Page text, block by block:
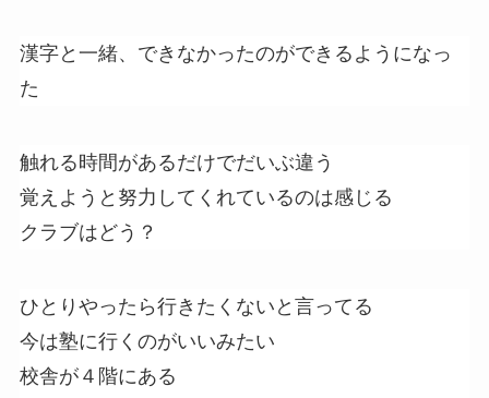
漢字と一緒、できなかったのができるようになっ
た
触れる時間があるだけでだいぶ違う
覚えようと努力してくれているのは感じる
クラブはどう？
ひとりやったら行きたくないと言ってる
今は塾に行くのがいいみたい
校舎が４階にある